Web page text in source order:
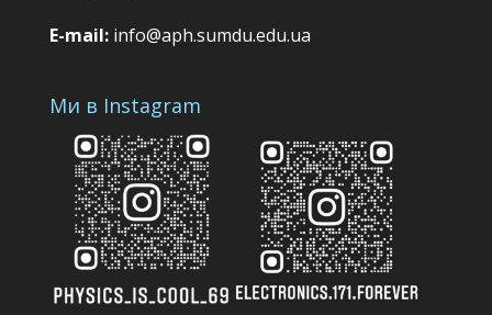
E-mail:info@aph.sumdu.edu.ua
Ми в Instagram